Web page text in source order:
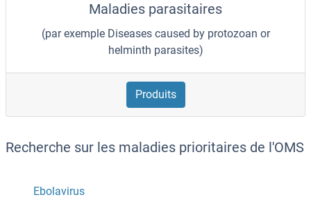
Maladies parasitaires
(par exemple Diseases caused by protozoan or
helminth parasites)
Produits
Recherche sur les maladies prioritaires de l'OMS
Ebolavirus